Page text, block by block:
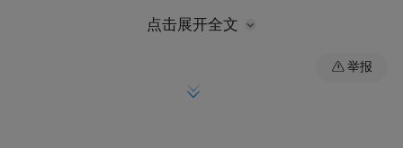
点击展开全文
举报